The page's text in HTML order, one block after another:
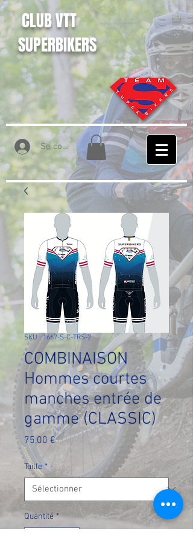
CLUB VTT
SUPERBIKERS
Se connecter
SKU : 1667-S-C-TRS-2
COMBINAISON
Hommes courtes
manches entrée de
gamme (CLASSIC)
75,00 €Prix
Taille *
Quantité *